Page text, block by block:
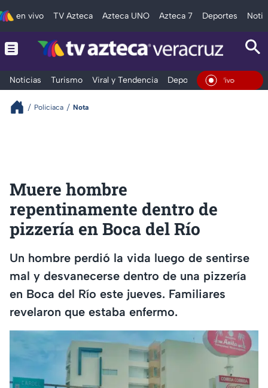
en vivo TV Azteca Azteca UNO Azteca 7 Deportes
Noticias Turismo Viral y Tendencia Deportes Espectáculos
En Vivo
Policiaca Nota
Muere hombre
repentinamente dentro de
pizzería en Boca del Río
Un hombre perdió la vida luego de sentirse
mal y desvanecerse dentro de una pizzería
en Boca del Río este jueves. Familiares
revelaron que estaba enfermo.